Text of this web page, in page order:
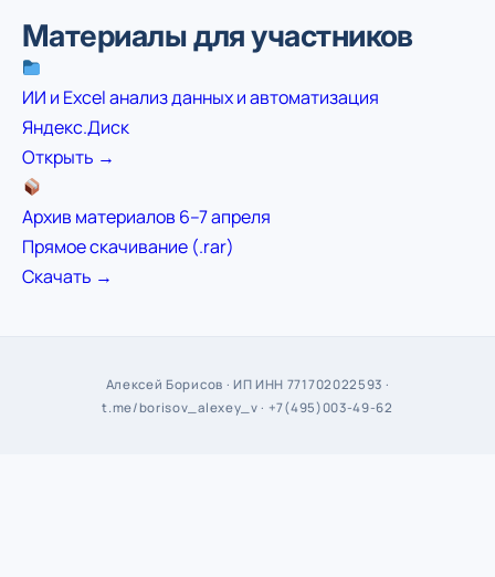
Материалы для участников
ИИ и Excel анализ данных и автоматизация
Яндекс.Диск
Открыть →
Архив материалов 6–7 апреля
Прямое скачивание (.rar)
Скачать →
Алексей Борисов · ИП ИНН 771702022593 ·
t.me/borisov_alexey_v · +7(495)003-49-62